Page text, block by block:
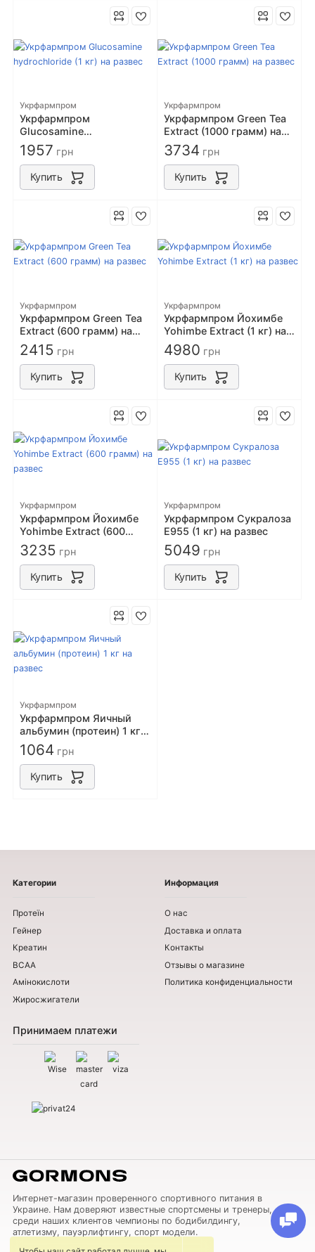
Укрфармпром
Укрфармпром
Glucosamine
hydrochloride (1 кг) на
развес
1957 грн
Купить
Укрфармпром
Укрфармпром Green Tea
Extract (1000 грамм) на
развес
3734 грн
Купить
Укрфармпром
Укрфармпром Green Tea
Extract (600 грамм) на
развес
2415 грн
Купить
Укрфармпром
Укрфармпром Йохимбе
Yohimbe Extract (1 кг) на
развес
4980 грн
Купить
Укрфармпром
Укрфармпром Йохимбе
Yohimbe Extract (600
грамм) на развес
3235 грн
Купить
Укрфармпром
Укрфармпром Сукралоза
Е955 (1 кг) на развес
5049 грн
Купить
Укрфармпром
Укрфармпром Яичный
альбумин (протеин) 1 кг
на развес
1064 грн
Купить
Категории
Протеїн
Гейнер
Креатин
BCAA
Амінокислоти
Жиросжигатели
Информация
О нас
Доставка и оплата
Контакты
Отзывы о магазине
Политика конфиденциальности
Принимаем платежи
Интернет-магазин проверенного спортивного питания в
Украине. Нам доверяют известные спортсмены и тренеры,
среди наших клиентов чемпионы по бодибилдингу,
атлетизму, пауэрлифтингу, спорт модели.